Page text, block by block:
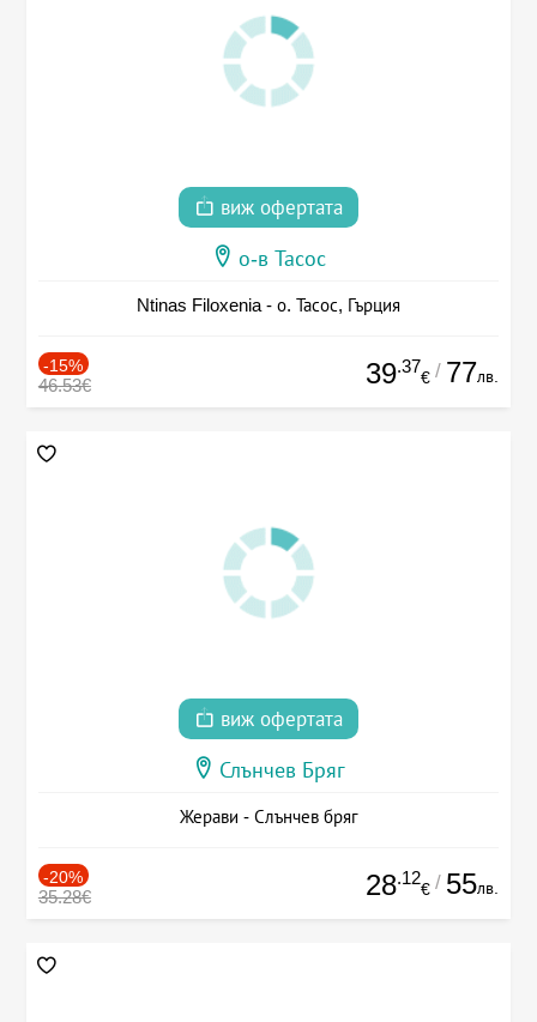
виж офертата
о-в Тасос
Ntinas Filoxenia - о. Тасос, Гърция
-15%
46.53€ 39.37
€ / 77лв.
виж офертата
Слънчев Бряг
Жерави - Слънчев бряг
-20%
35.28€ 28.12
€ / 55лв.